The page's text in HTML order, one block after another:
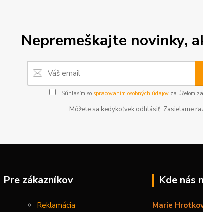
Nepremeškajte novinky,
Súhlasím so spracovaním osobných údajovza účelom
Môžete sa kedykoľvek odhlásiť. Zasielame
Pre zákazníkov
Reklamácia
Kde nás
Marie